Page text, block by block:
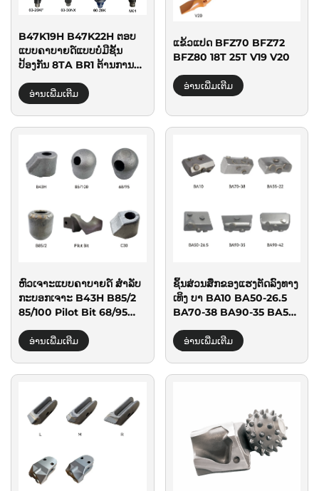
B47K19H B47K22H ຕອບ
ແບບຄາບາຍດ໌ແບບບໍ່ມີຊັ້ນ
ປ້ອງກັນ 8TA BR1 ຕ້ານການ
20Z Cladding 60-26KF
KRT 60-30NX 60-12T22
ອ່ານເພີ່ມເຕີມ
ແຂ້ວແປດ BFZ70 BFZ72
BFZ80 18T 25T V19 V20
ອ່ານເພີ່ມເຕີມ
ຫົວເຈາະແບບຄາບາຍດ໌ ສໍາລັບ
ກະບອກເຈາະ B43H B85/2
85/100 Pilot Bit 68/95
ອ່ານເພີ່ມເຕີມ
ຊິ້ນສ່ວນສຶກຂອງແຮງຕັດລົງທາງ
ເທິງ ບາ BA10 BA50-26.5
BA70-38 BA90-35 BA55-
ສູບອ່ານເພີ່ມເຕີມ